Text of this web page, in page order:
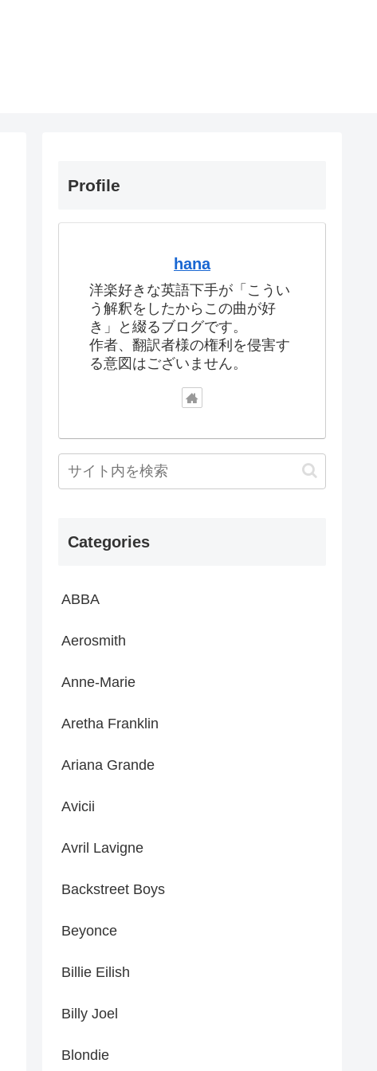
Profile
hana
洋楽好きな英語下手が「こうい
う解釈をしたからこの曲が好
き」と綴るブログです。
作者、翻訳者様の権利を侵害す
る意図はございません。
Categories
ABBA
Aerosmith
Anne-Marie
Aretha Franklin
Ariana Grande
Avicii
Avril Lavigne
Backstreet Boys
Beyonce
Billie Eilish
Billy Joel
Blondie